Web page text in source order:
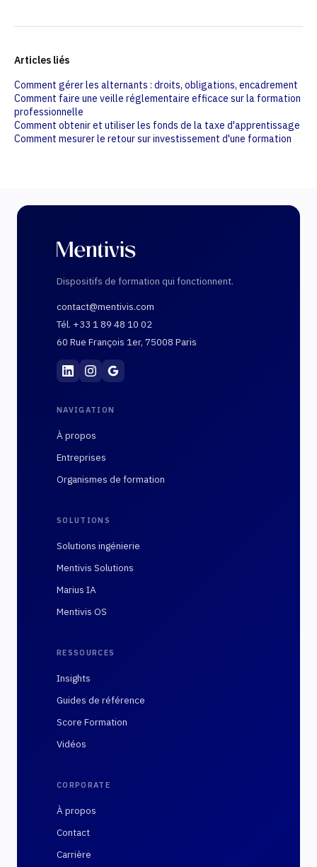
Articles liés
Comment gérer les alternants : droits, obligations, encadrement
Comment faire une veille réglementaire efficace sur la formation
professionnelle
Comment obtenir et utiliser les fonds de la taxe d'apprentissage
Comment mesurer le retour sur investissement d'une formation
Dispositifs de formation qui fonctionnent.
contact@mentivis.com
Tél. +33 1 89 48 10 02
60 Rue François 1er, 75008 Paris
Mentivis ·01 89 48 10 02
NAVIGATION
À propos
Entreprises
Organismes de formation
SOLUTIONS
Solutions ingénierie
Mentivis Solutions
Marius IA
Mentivis OS
RESSOURCES
Insights
Guides de référence
Score Formation
Vidéos
CORPORATE
À propos
Contact
Carrière